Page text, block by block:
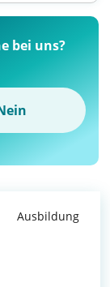
bei uns?
Ausbildung